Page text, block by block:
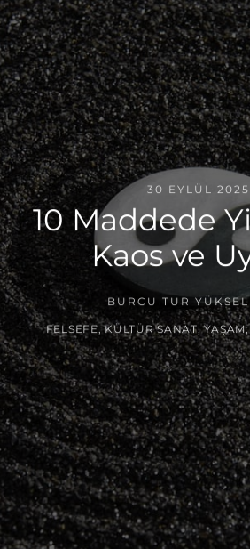
30 EYLÜL 2025
10 Maddede
Kaos ve
BURCU TUR
FELSEFE,KÜLTÜR SANAT,YAŞAM